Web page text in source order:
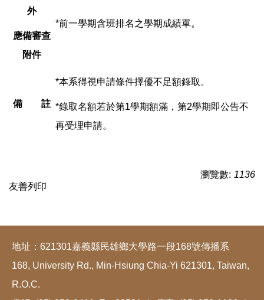
外
應備審查
附件
*前一學期含班排名之學期成績單。
備 註
*本系得視申請條件擇優不足額錄取。
*錄取名額若於第1學期額滿，第2學期即公告不
再受理申請。
瀏覽數: 1136
友善列印
地址：621301嘉義縣民雄鄉大學路一段168號傳播系
168, University Rd., Min-Hsiung Chia-Yi 621301, Taiwan,
R.O.C.